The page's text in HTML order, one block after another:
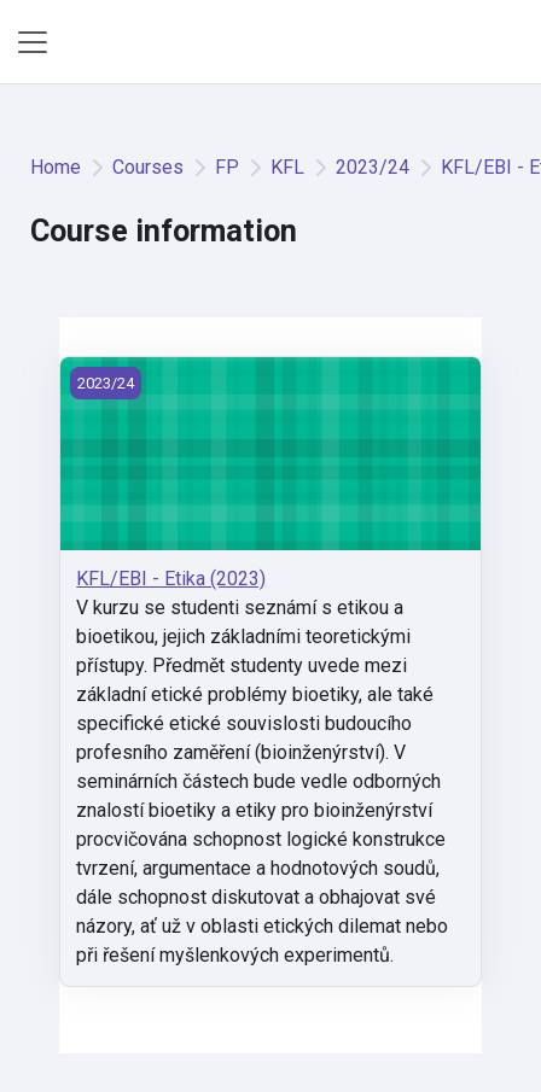
Home Courses FP KFL 2023/24 KFL/EBI -
Course information
KFL/EBI - Etika (2023)
2023/24
KFL/EBI - Etika (2023)
V kurzu se studenti seznámí s etikou a
bioetikou, jejich základními teoretickými
přístupy. Předmět studenty uvede mezi
základní etické problémy bioetiky, ale také
specifické etické souvislosti budoucího
profesního zaměření (bioinženýrství). V
seminárních částech bude vedle odborných
znalostí bioetiky a etiky pro bioinženýrství
procvičována schopnost logické konstrukce
tvrzení, argumentace a hodnotových soudů,
dále schopnost diskutovat a obhajovat své
názory, ať už v oblasti etických dilemat nebo
při řešení myšlenkových experimentů.